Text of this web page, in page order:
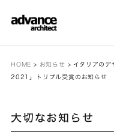
HOME > お知らせ > イタリアの
2021」トリプル受賞のお知らせ
大切なお知らせ